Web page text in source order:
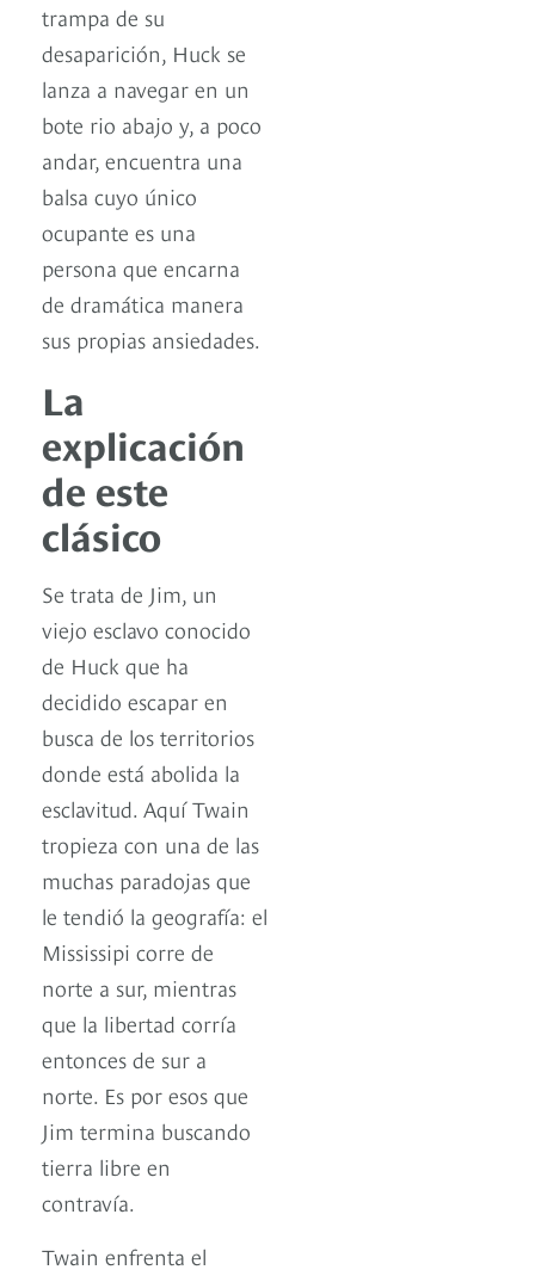
trampa de su
desaparición, Huck se
lanza a navegar en un
bote rio abajo y, a poco
andar, encuentra una
balsa cuyo único
ocupante es una
persona que encarna
de dramática manera
sus propias ansiedades.
La
explicación
de este
clásico
Se trata de Jim, un
viejo esclavo conocido
de Huck que ha
decidido escapar en
busca de los territorios
donde está abolida la
esclavitud. Aquí Twain
tropieza con una de las
muchas paradojas que
le tendió la geografía: el
Mississipi corre de
norte a sur, mientras
que la libertad corría
entonces de sur a
norte. Es por esos que
Jim termina buscando
tierra libre en
contravía.
Twain enfrenta el